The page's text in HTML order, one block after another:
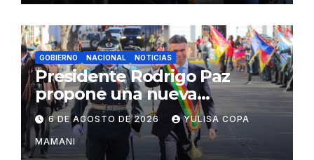
GOBIERNO NACIONAL NOTICIAS
Presidente Rodrigo Paz
propone una nueva
gobernabilidad basada en
acuerdos institucionales
6 DE AGOSTO DE 2026 YULISA COPA
MAMANI